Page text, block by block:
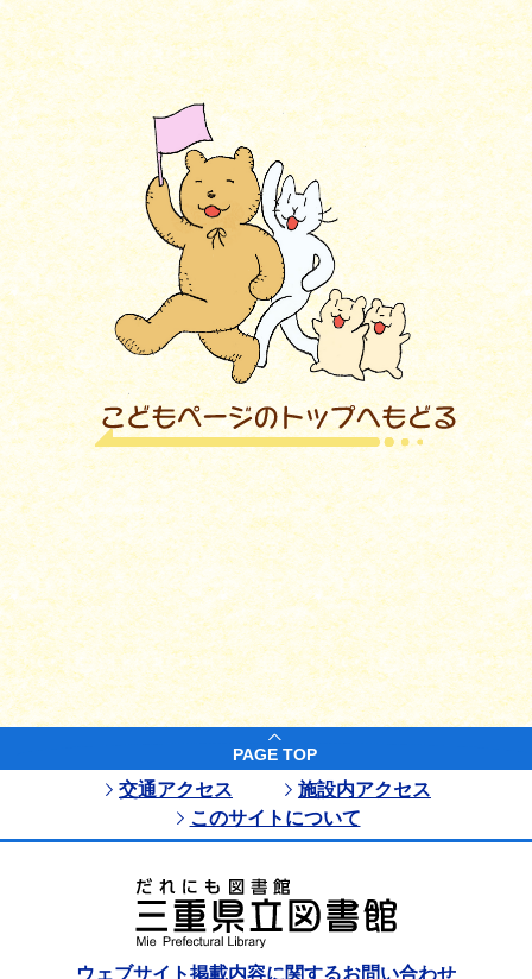
PAGE TOP
交通アクセス
施設内アクセス
このサイトについて
ウェブサイト掲載内容に関するお問い合わせ